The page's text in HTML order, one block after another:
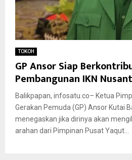
TOKOH
GP Ansor Siap
Pembangunan IKN
Balikpapan, infosatu.co– Ketua
Gerakan Pemuda (GP) Ansor Kutai
menegaskan jika dirinya akan
arahan dari Pimpinan Pusat Yaqut...